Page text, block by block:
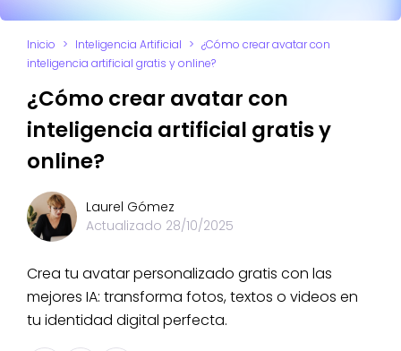
Inicio > Inteligencia Artificial > ¿Cómo crear avatar con
inteligencia artificial gratis y online?
¿Cómo crear avatar con
inteligencia artificial gratis y
online?
Laurel Gómez
Actualizado 28/10/2025
Crea tu avatar personalizado gratis con las
mejores IA: transforma fotos, textos o videos en
tu identidad digital perfecta.